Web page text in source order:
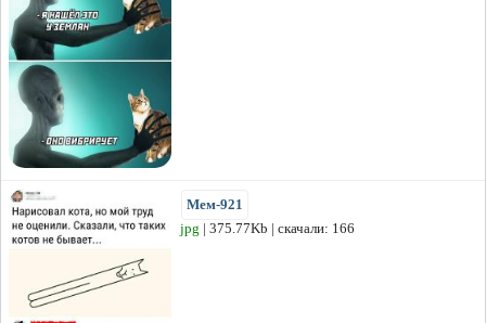
Мем-921
jpg | 375.77Kb | скачали: 166